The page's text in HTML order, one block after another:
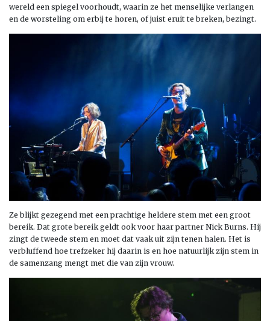
wereld een spiegel voorhoudt, waarin ze het menselijke verlangen
en de worsteling om erbij te horen, of juist eruit te breken, bezingt.
Ze blijkt gezegend met een prachtige heldere stem met een groot
bereik. Dat grote bereik geldt ook voor haar partner Nick Burns. Hij
zingt de tweede stem en moet dat vaak uit zijn tenen halen. Het is
verbluffend hoe trefzeker hij daarin is en hoe natuurlijk zijn stem in
de samenzang mengt met die van zijn vrouw.